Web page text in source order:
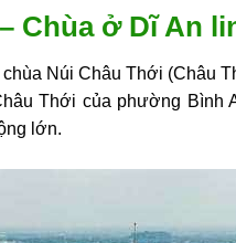
Chùa ở Dĩ An
Núi Châu Thới (Châu
Thới của phường
lớn.